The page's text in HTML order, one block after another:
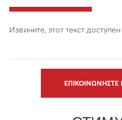
Извините, этот текст доступен
ΕΠΙΚΟΙΝΩΝΗΣΤΕ